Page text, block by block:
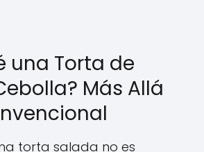
una Torta de
Más Allá
torta salada no es